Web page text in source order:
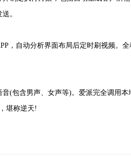
。
，自动分析界面布局后定时刷视频。
含男声、女声等)。爱派完全调用本
堪称逆天!